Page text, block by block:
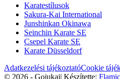
Karatestílusok
Sakura-Kai International
Junshinkan Okinawa
Seinchin Karate SE
Csepel Karate SE
Karate Düsseldorf
Adatkezelési tájékoztatóCookie
© 2026 - Gojukai| Készítette: